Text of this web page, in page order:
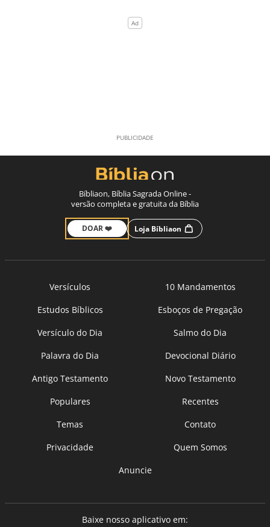
Bíbliaon, Bíblia Sagrada Online -
versão completa e gratuita da Bíblia
DOAR ❤️ Loja Bíbliaon
Versículos
10 Mandamentos
Estudos Bíblicos
Esboços de Pregação
Versículo do Dia
Salmo do Dia
Palavra do Dia
Devocional Diário
Antigo Testamento
Novo Testamento
Populares
Recentes
Temas
Contato
Privacidade
Quem Somos
Anuncie
Baixe nosso aplicativo em: